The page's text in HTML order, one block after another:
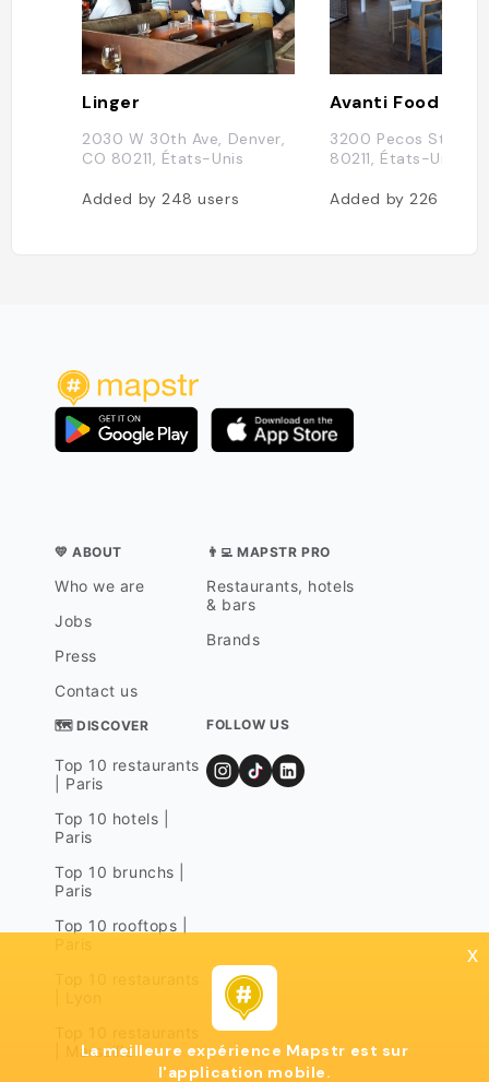
Linger
2030 W 30th Ave, Denver,
CO 80211, États-Unis
Added by 248users
3200 Pecos St,
80211, États-Unis
Added by 226
💛 ABOUT
Who we are
Jobs
Press
Contact us
👨‍💻 MAPSTR PRO
Restaurants, hotels
& bars
Brands
🗺 DISCOVER
Top 10 restaurants
| Paris
Top 10 hotels |
Paris
Top 10 brunchs |
Paris
Top 10 rooftops |
| Marseille
FOLLOW US
x
La meilleure expérience Mapstr est sur
l'application mobile.